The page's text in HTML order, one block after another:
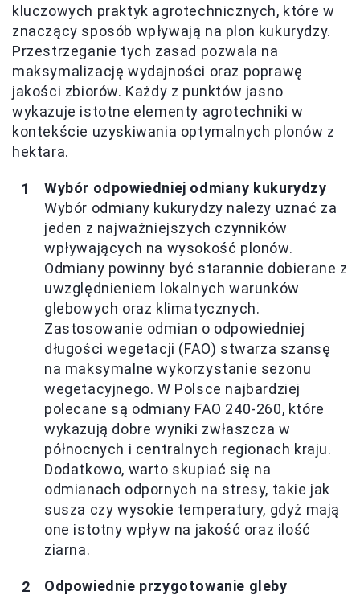
kluczowych praktyk agrotechnicznych, które w
znaczący sposób wpływają na plon kukurydzy.
Przestrzeganie tych zasad pozwala na
maksymalizację wydajności oraz poprawę
jakości zbiorów. Każdy z punktów jasno
wykazuje istotne elementy agrotechniki w
kontekście uzyskiwania optymalnych plonów z
hektara.
Wybór odpowiedniej odmiany kukurydzy
Wybór odmiany kukurydzy należy uznać za
jeden z najważniejszych czynników
wpływających na wysokość plonów.
Odmiany powinny być starannie dobierane z
uwzględnieniem lokalnych warunków
glebowych oraz klimatycznych.
Zastosowanie odmian o odpowiedniej
długości wegetacji (FAO) stwarza szansę
na maksymalne wykorzystanie sezonu
wegetacyjnego. W Polsce najbardziej
polecane są odmiany FAO 240-260, które
wykazują dobre wyniki zwłaszcza w
północnych i centralnych regionach kraju.
Dodatkowo, warto skupiać się na
odmianach odpornych na stresy, takie jak
susza czy wysokie temperatury, gdyż mają
one istotny wpływ na jakość oraz ilość
ziarna.
Odpowiednie przygotowanie gleby